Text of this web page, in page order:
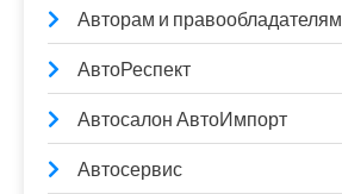
Авторам и правообладателям
АвтоРеспект
Автосалон АвтоИмпорт
Автосервис